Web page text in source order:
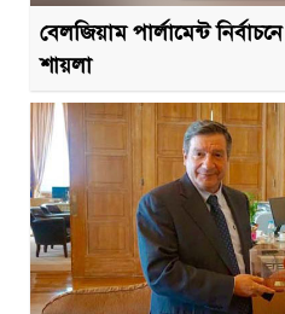
বেলজিয়াম পার্লামেন্ট
শায়লা